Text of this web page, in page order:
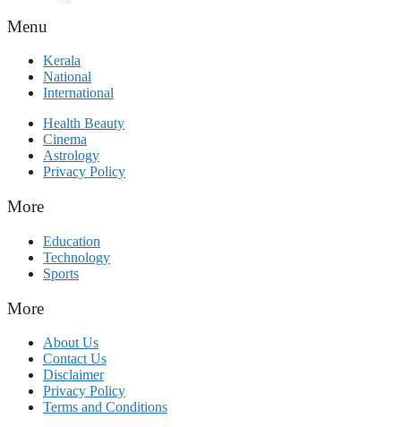
Menu
Kerala
National
International
Health Beauty
Cinema
Astrology
Privacy Policy
More
Education
Technology
Sports
More
About Us
Contact Us
Disclaimer
Privacy Policy
Terms and Conditions